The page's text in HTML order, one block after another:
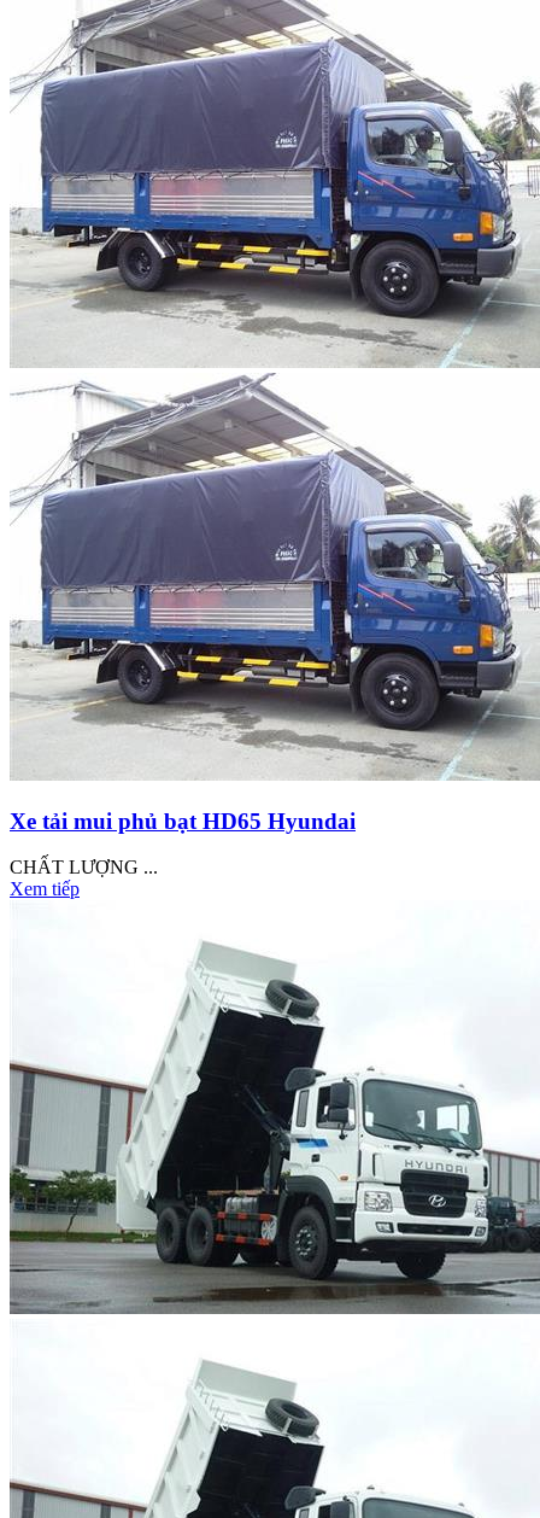
Xe tải mui phủ bạt HD65 Hyundai
CHẤT LƯỢNG ...
Xem tiếp